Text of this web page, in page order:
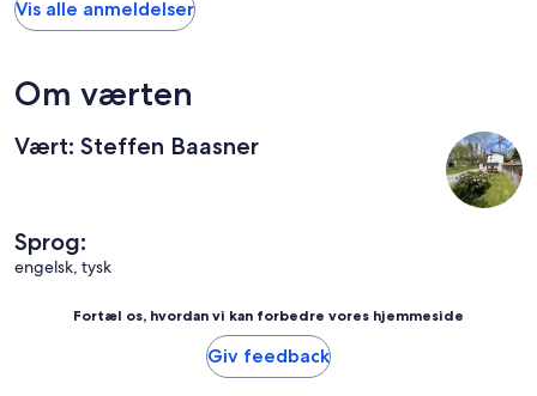
Vis alle anmeldelser
Om værten
Vært: Steffen Baasner
Sprog:
engelsk, tysk
Fortæl os, hvordan vi kan forbedre vores hjemmeside
Giv feedback